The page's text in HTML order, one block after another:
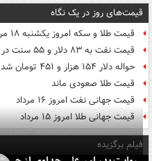
قیمت‌های روز در یک نگاه
قیمت طلا و سکه امروز یکشنبه ۱۸ مرداد ۱۴۰۵
قیمت نفت به ۸۳ دلار و ۵۵ سنت در هر بشکه رسید
حواله دلار ۱۵۴ هزار و ۴۵۱ تومان شد
قیمت طلا صعودی ماند
قیمت جهانی نفت امروز ۱۶ مرداد
قیمت جهانی طلا امروز ۱۵ مرداد
فیلم برگزیده